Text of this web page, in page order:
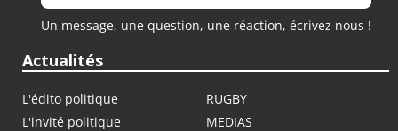
Un message, une question, une réaction, écrivez nous !
Actualités
L'édito politique
RUGBY
L'invité politique
MEDIAS